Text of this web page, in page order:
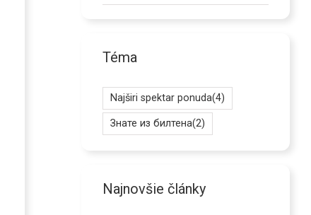
Téma
Najširi spektar ponuda(4)
Знате из билтена(2)
Najnovšie články